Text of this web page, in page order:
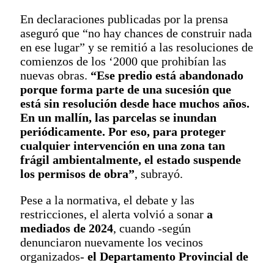
En declaraciones publicadas por la prensa
aseguró que “no hay chances de construir nada
en ese lugar” y se remitió a las resoluciones de
comienzos de los ‘2000 que prohibían las
nuevas obras. “Ese predio está abandonado
porque forma parte de una sucesión que
está sin resolución desde hace muchos años.
En un mallín, las parcelas se inundan
periódicamente. Por eso, para proteger
cualquier intervención en una zona tan
frágil ambientalmente, el estado suspende
los permisos de obra”, subrayó.
Pese a la normativa, el debate y las
restricciones, el alerta volvió a sonar a
mediados de 2024, cuando -según
denunciaron nuevamente los vecinos
organizados- el Departamento Provincial de